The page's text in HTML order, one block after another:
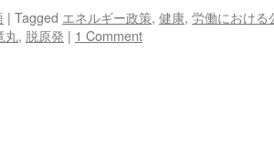
| Tagged エネルギー政策, 健康, 労働における
丸, 脱原発 | 1 Comment